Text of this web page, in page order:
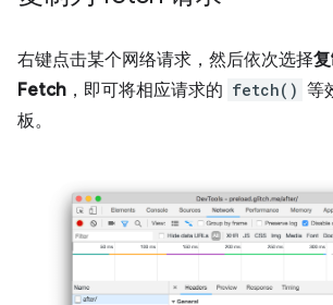
右键点击某个网络请求，然后依次选择复
Fetch ，即可将相应请求的 fetch() 等
板。